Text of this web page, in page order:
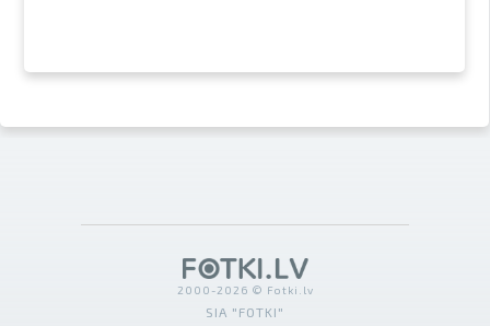
2000-2026 © Fotki.lv
SIA "FOTKI"